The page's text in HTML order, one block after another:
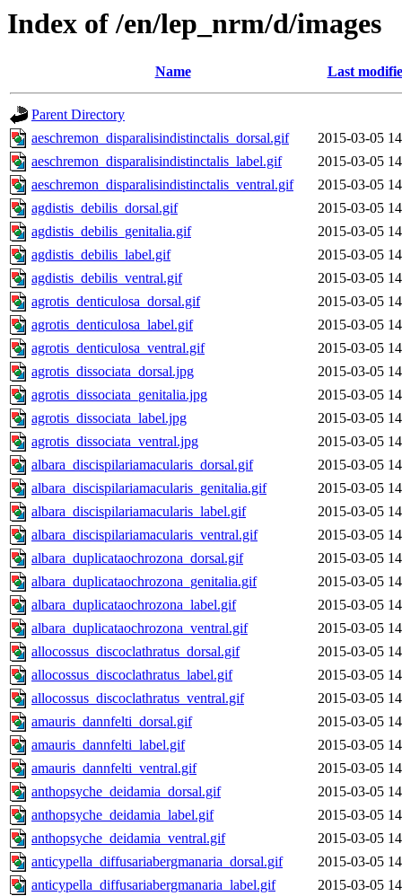
Index of /en/lep_nrm/d/images
Name Last
Parent Directory
aeschremon_disparalisindistinctalis_dorsal.gif
2015-03-05
aeschremon_disparalisindistinctalis_label.gif
2015-03-05
aeschremon_disparalisindistinctalis_ventral.gif
2015-03-05
agdistis_debilis_dorsal.gif
2015-03-05
agdistis_debilis_genitalia.gif
2015-03-05
agdistis_debilis_label.gif
2015-03-05
agdistis_debilis_ventral.gif
2015-03-05
agrotis_denticulosa_dorsal.gif
2015-03-05
agrotis_denticulosa_label.gif
2015-03-05
agrotis_denticulosa_ventral.gif
2015-03-05
agrotis_dissociata_dorsal.jpg
2015-03-05
agrotis_dissociata_genitalia.jpg
2015-03-05
agrotis_dissociata_label.jpg
2015-03-05
agrotis_dissociata_ventral.jpg
2015-03-05
albara_discispilariamacularis_dorsal.gif
2015-03-05
albara_discispilariamacularis_genitalia.gif
2015-03-05
albara_discispilariamacularis_label.gif
2015-03-05
albara_discispilariamacularis_ventral.gif
2015-03-05
albara_duplicataochrozona_dorsal.gif
2015-03-05
albara_duplicataochrozona_genitalia.gif
2015-03-05
albara_duplicataochrozona_label.gif
2015-03-05
albara_duplicataochrozona_ventral.gif
2015-03-05
allocossus_discoclathratus_dorsal.gif
2015-03-05
allocossus_discoclathratus_label.gif
2015-03-05
allocossus_discoclathratus_ventral.gif
2015-03-05
amauris_dannfelti_dorsal.gif
2015-03-05
amauris_dannfelti_label.gif
2015-03-05
amauris_dannfelti_ventral.gif
2015-03-05
anthopsyche_deidamia_dorsal.gif
2015-03-05
anthopsyche_deidamia_label.gif
2015-03-05
anthopsyche_deidamia_ventral.gif
2015-03-05
anticypella_diffusariabergmanaria_dorsal.gif
2015-03-05
anticypella_diffusariabergmanaria_label.gif
2015-03-05